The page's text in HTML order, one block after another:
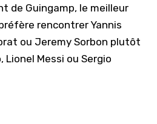
de Guingamp, le meilleur
rencontrer Yannis
ou Jeremy Sorbon plutôt
Lionel Messi ou Sergio